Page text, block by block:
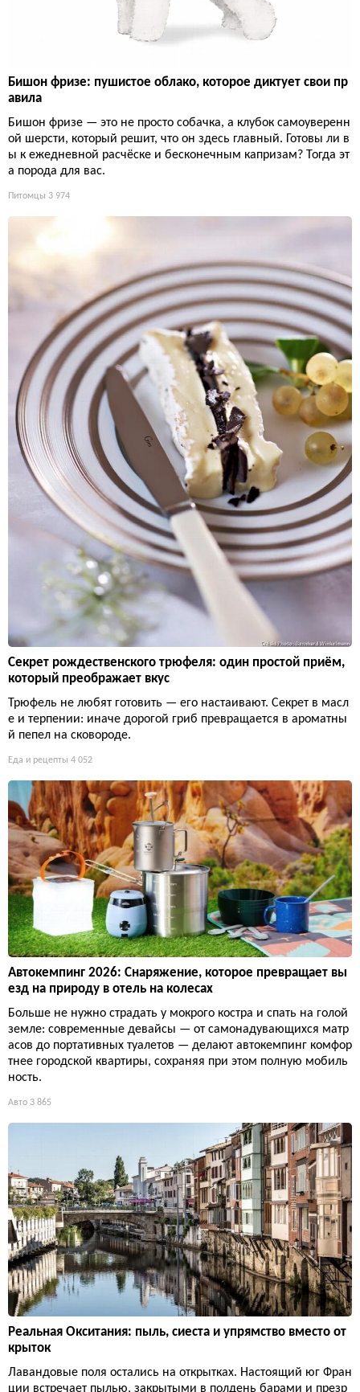
Бишон фризе: пушистое облако, которое диктует свои пр
авила
Бишон фризе — это не просто собачка, а клубок самоуверенн
ой шерсти, который решит, что он здесь главный. Готовы ли в
ы к ежедневной расчёске и бесконечным капризам? Тогда эт
а порода для вас.
Питомцы 3 974
Секрет рождественского трюфеля: один простой приём,
который преображает вкус
Трюфель не любят готовить — его настаивают. Секрет в масл
е и терпении: иначе дорогой гриб превращается в ароматны
й пепел на сковороде.
Еда и рецепты 4 052
Автокемпинг 2026: Снаряжение, которое превращает вы
езд на природу в отель на колесах
Больше не нужно страдать у мокрого костра и спать на голой
земле: современные девайсы — от самонадувающихся матр
асов до портативных туалетов — делают автокемпинг комфор
тнее городской квартиры, сохраняя при этом полную мобиль
ность.
Авто 3 865
Реальная Окситания: пыль, сиеста и упрямство вместо от
крыток
Лавандовые поля остались на открытках. Настоящий юг Фран
ции встречает пылью, закрытыми в полдень барами и презр